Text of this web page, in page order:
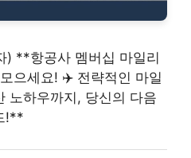
**항공사 멤버십 마일리
으세요! ✈️ 전략적인 마일
노하우까지, 당신의 다음
!**